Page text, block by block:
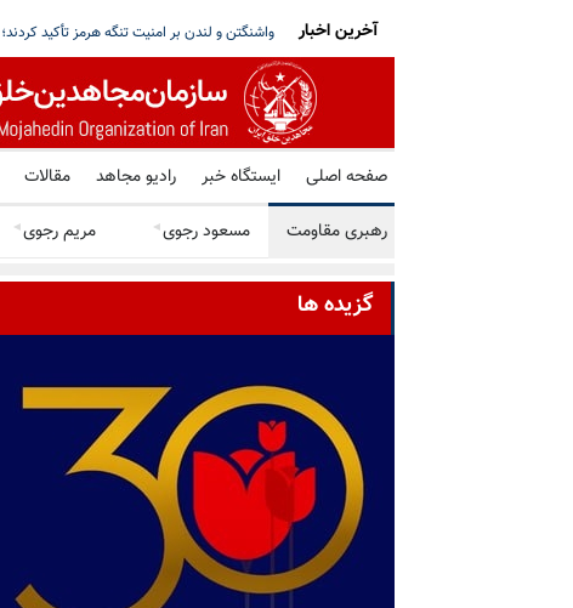
۱۴ میلیون و ۶۲۸ هزار و ۵۹۵ تلاش برای حمله سایبری علیه زیرساخت‌های اکو سیستم جابه‌جایی با زور و محرومیت‌های ضدانسانی
آخرین اخبار
صفحه اصلی ایستگاه خبر رادیو مجاهد مقالات
رهبری مقاومت مسعود رجوی◄ مریم رجوی◄
گزیده ها